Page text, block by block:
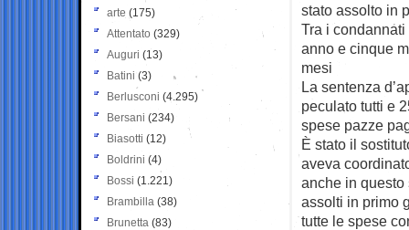
stato assolto in
Tra i
anno e cinque
mesi
La sentenza
peculato tutti e
spese pazze
È stato il
aveva
anche in
assolti in primo
tutte le spese
arte (175)
Attentato (329)
Auguri (13)
Batini (3)
Berlusconi (4.295)
Bersani (234)
Biasotti (12)
Boldrini (4)
Bossi (1.221)
Brambilla (38)
Brunetta (83)